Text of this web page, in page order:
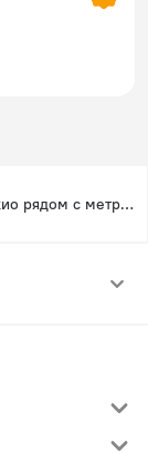
Отели Токио рядом с метро Хонго-Сантёмэ